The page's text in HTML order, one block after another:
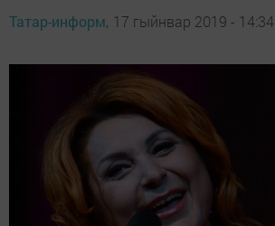
Татар-информ, 17 гыйнвар 2019 - 14:34